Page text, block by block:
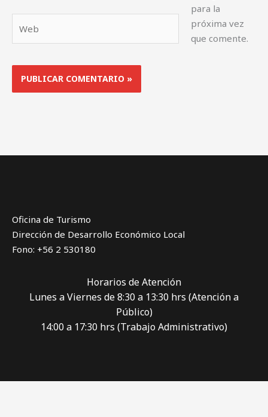
para la
próxima vez
que comente.
Oficina de Turismo
Dirección de Desarrollo Económico Local
Fono: +56 2 530180
Horarios de Atención
Lunes a Viernes de 8:30 a 13:30 hrs (Atención a
Público)
14:00 a 17:30 hrs (Trabajo Administrativo)